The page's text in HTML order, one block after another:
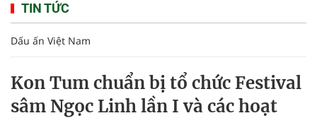
TIN TỨC
Dấu ấn Việt Nam
Kon Tum chuẩn bị tổ chức Festival
sâm Ngọc Linh lần I và các hoạt